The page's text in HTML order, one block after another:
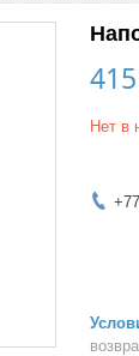
Нет в